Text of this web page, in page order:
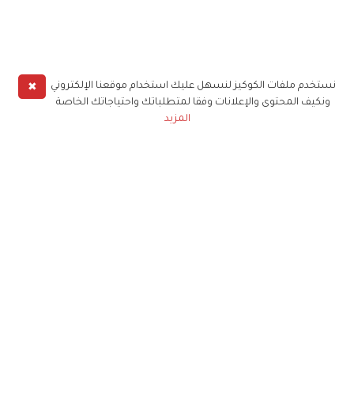
✖
نستخدم ملفات الكوكيز لنسهل عليك استخدام موقعنا الإلكتروني
ونكيف المحتوى والإعلانات وفقا لمتطلباتك واحتياجاتك الخاصة
المزيد